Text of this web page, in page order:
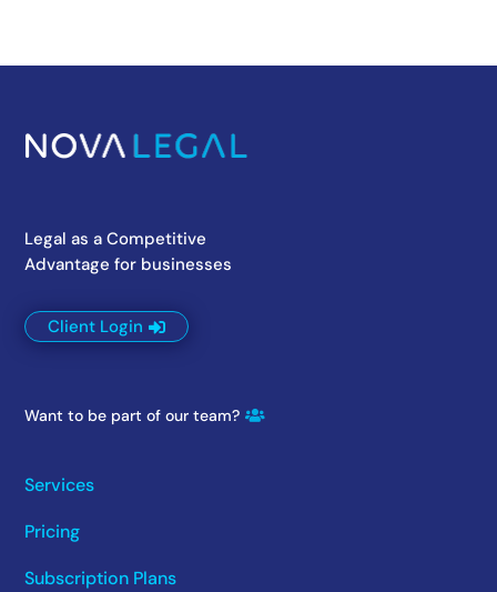
Legal as a Competitive
Advantage for businesses
Client Login
Want to be part of our team?
Services
Pricing
Subscription Plans